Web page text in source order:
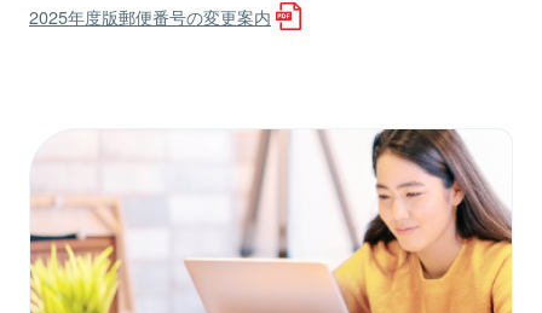
2025年度版郵便番号の変更案内